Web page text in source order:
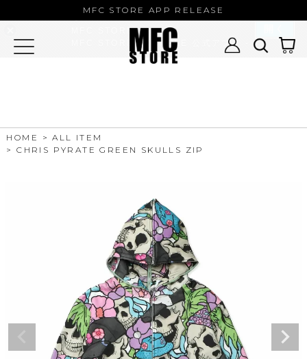
MFC STORE APP RELEASE
HOME
ALL ITEM
CHRIS PYRATE GREEN SKULLS ZIP
MFC STORE
MFC STORE/EXAMPLE 公式アプリ -
Google Play